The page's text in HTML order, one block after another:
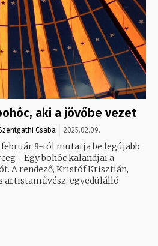
aki a jövőbe vezet
Csaba 2025.02.09.
8-tól mutatja be legújabb
- Egy bohóc kalandjai a
A rendező, Kristóf Krisztián,
egyedülálló